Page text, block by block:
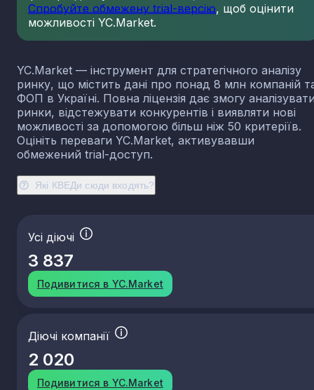
Які КВЕДи сюди входять?
Спробуйте обмежену trial-версію, щоб оцінити
можливості YC.Market.
YC.Market — інструмент для стратегічного аналізу
ринку, що містить дані про понад 8 млн компаній
ФОП в Україні. Повна ліцензія дає змогу
ринки, відстежувати конкурентів і виявляти нові
можливості за допомогою більш ніж 50 критеріїв.
Оцініть переваги YC.Market, активувавши
обмежений trial-доступ.
Усі діючі
3 837
Подивитися в YC.Market
Діючі компанії
2 020
Подивитися в YC.Market
проживання для осіб похилого віку та інвалідів
88.91 Денний догляд за дітьми